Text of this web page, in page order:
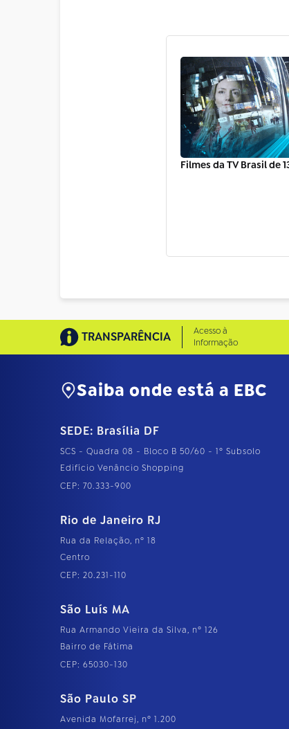
Filmes da TV Brasil de
TRANSPARÊNCIA
Acesso à
Informação
Saiba onde está a EBC
SEDE: Brasília DF
SCS - Quadra 08 - Bloco B 50/60 - 1º Subsolo
Edifício Venâncio Shopping
CEP: 70.333-900
Rio de Janeiro RJ
Rua da Relação, nº 18
Centro
CEP: 20.231-110
São Luís MA
Rua Armando Vieira da Silva, nº 126
Bairro de Fátima
CEP: 65030-130
São Paulo SP
Avenida Mofarrej, nº 1.200